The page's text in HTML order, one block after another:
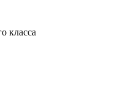
класса